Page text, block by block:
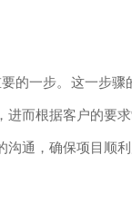
一步。这一步骤
而根据客户的要
通，确保项目顺利